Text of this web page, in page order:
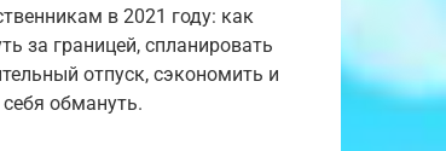
в 2021 году: как
за границей, спланировать
отпуск, сэкономить и
обмануть.